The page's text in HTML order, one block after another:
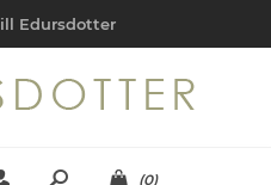
Edursdotter
(0)